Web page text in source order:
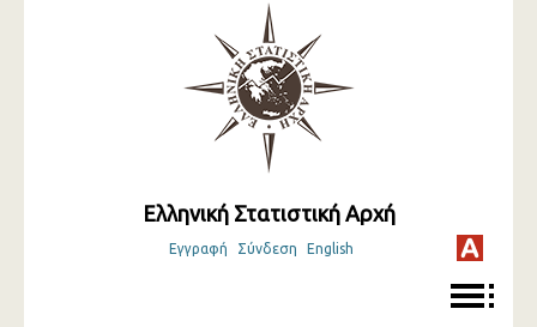
Ελληνική Στατιστική Αρχή
Εγγραφή Σύνδεση English